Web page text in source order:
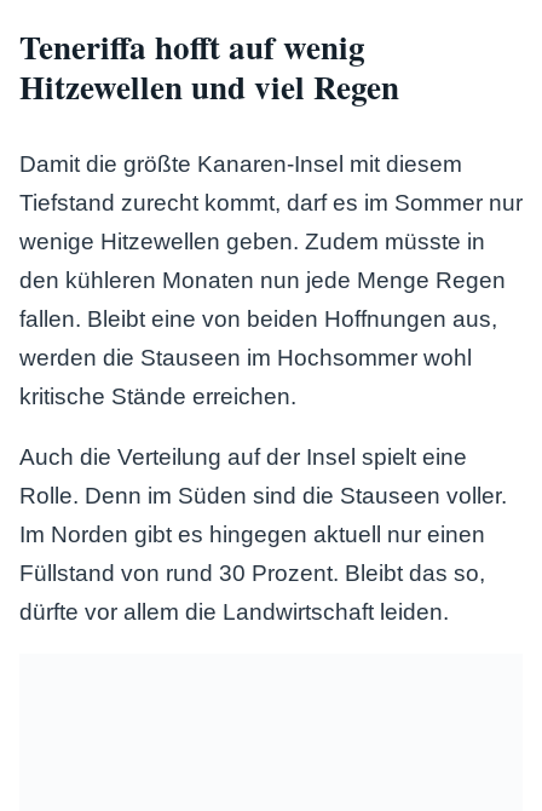
Teneriffa hofft auf wenig
Hitzewellen und viel Regen
Damit die größte Kanaren-Insel mit diesem
Tiefstand zurecht kommt, darf es im Sommer nur
wenige Hitzewellen geben. Zudem müsste in
den kühleren Monaten nun jede Menge Regen
fallen. Bleibt eine von beiden Hoffnungen aus,
werden die Stauseen im Hochsommer wohl
kritische Stände erreichen.
Auch die Verteilung auf der Insel spielt eine
Rolle. Denn im Süden sind die Stauseen voller.
Im Norden gibt es hingegen aktuell nur einen
Füllstand von rund 30 Prozent. Bleibt das so,
dürfte vor allem die Landwirtschaft leiden.